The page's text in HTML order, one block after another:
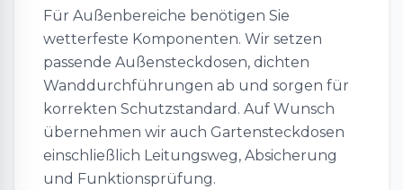
Für Außenbereiche benötigen Sie
wetterfeste Komponenten. Wir setzen
passende Außensteckdosen, dichten
Wanddurchführungen ab und sorgen für
korrekten Schutzstandard. Auf Wunsch
übernehmen wir auch Gartensteckdosen
einschließlich Leitungsweg, Absicherung
und Funktionsprüfung.